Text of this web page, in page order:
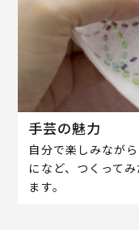
手芸の魅力
自分で楽しみなが
になど、つくって
ます。